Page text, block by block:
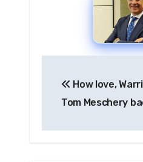
de
How love,
Tom Meschery